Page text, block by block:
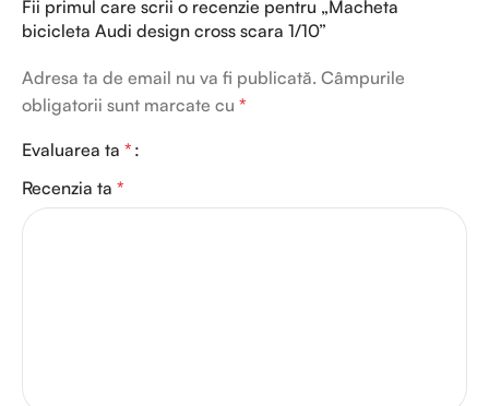
Fii primul care scrii o recenzie pentru „Macheta
bicicleta Audi design cross scara 1/10”
Adresa ta de email nu va fi publicată. Câmpurile
obligatorii sunt marcate cu *
Evaluarea ta *
Recenzia ta *